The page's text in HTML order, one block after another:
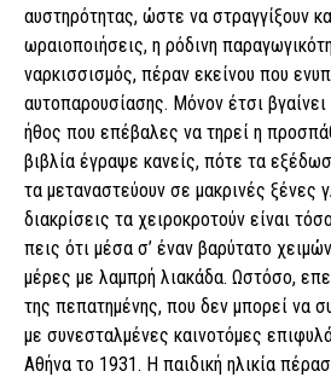
αυστηρότητας, ώστε να στραγγίξουν
ωραιοποιήσεις, η ρόδινη
ναρκισσισμός, πέραν εκείνου που
αυτοπαρουσίασης. Μόνον έτσι
ήθος που επέβαλες να τηρεί η
βιβλία έγραψε κανείς, πότε τα
τα μεταναστεύουν σε μακρινές ξένες
διακρίσεις τα χειροκροτούν είναι
πεις ότι μέσα σ’ έναν βαρύτατο
μέρες με λαμπρή λιακάδα. Ωστόσο,
της πεπατημένης, που δεν μπορεί να
με συνεσταλμένες καινοτόμες
Αθήνα το 1931. Η παιδική ηλικία